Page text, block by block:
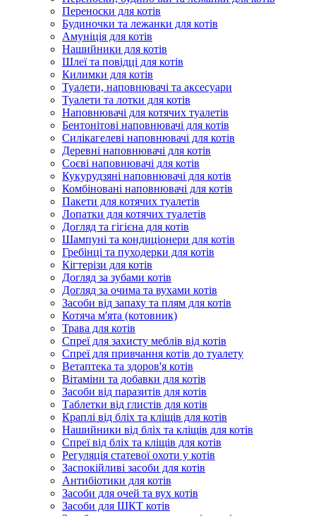
Переноски для котів
Будиночки та лежанки для котів
Амуніція для котів
Нашийники для котів
Шлеї та повідці для котів
Килимки для котів
Туалети, наповнювачі та аксесуари
Туалети та лотки для котів
Наповнювачі для котячих туалетів
Бентонітові наповнювачі для котів
Силікагелеві наповнювачі для котів
Деревні наповнювачі для котів
Соєві наповнювачі для котів
Кукурудзяні наповнювачі для котів
Комбіновані наповнювачі для котів
Пакети для котячих туалетів
Лопатки для котячих туалетів
Догляд та гігієна для котів
Шампуні та кондиціонери для котів
Гребінці та пуходерки для котів
Кігтерізи для котів
Догляд за зубами котів
Догляд за очима та вухами котів
Засоби від запаху та плям для котів
Котяча м'ята (котовник)
Трава для котів
Спреї для захисту меблів від котів
Спреї для привчання котів до туалету
Ветаптека та здоров'я котів
Вітаміни та добавки для котів
Засоби від паразитів для котів
Таблетки від глистів для котів
Краплі від бліх та кліщів для котів
Нашийники від бліх та кліщів для котів
Спреї від бліх та кліщів для котів
Регуляція статевої охоти у котів
Заспокійливі засоби для котів
Антибіотики для котів
Засоби для очей та вух котів
Засоби для ШКТ котів